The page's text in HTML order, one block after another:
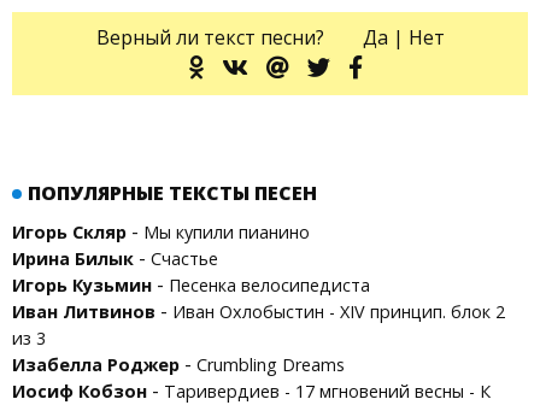
Верный ли текст песни? Да | Нет
ПОПУЛЯРНЫЕ ТЕКСТЫ ПЕСЕН
Игорь Скляр - Мы купили пианино
Ирина Билык - Счастье
Игорь Кузьмин - Песенка велосипедиста
Иван Литвинов - Иван Охлобыстин - XIV принцип. блок 2
из 3
Изабелла Роджер - Crumbling Dreams
Иосиф Кобзон - Таривердиев - 17 мгновений весны - К